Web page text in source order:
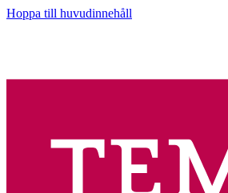
Hoppa till huvudinnehåll